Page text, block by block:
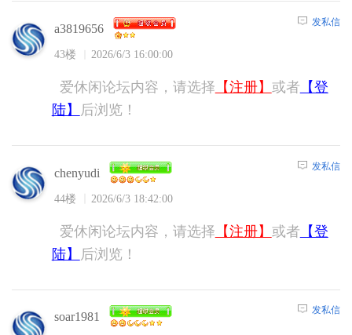
a3819656
43楼 2026/6/3 16:00:00
发私信
爱休闲论坛内容，请选择 【注册】 或者 【登
陆】
后浏览！
chenyudi
44楼 2026/6/3 18:42:00
发私信
爱休闲论坛内容，请选择 【注册】 或者 【登
陆】
后浏览！
soar1981 发私信